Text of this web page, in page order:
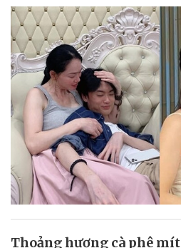
Thoảng hương cà phê mít